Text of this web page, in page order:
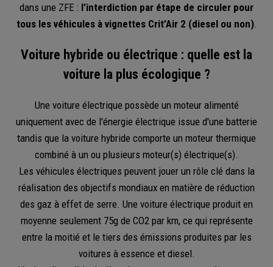
dans une ZFE : l’interdiction par étape de circuler pour
tous les véhicules à vignettes Crit’Air 2 (diesel ou non).
Voiture hybride ou électrique : quelle est la
voiture la plus écologique ?
Une voiture électrique possède un moteur alimenté
uniquement avec de l'énergie électrique issue d'une batterie
tandis que la voiture hybride comporte un moteur thermique
combiné à un ou plusieurs moteur(s) électrique(s).
Les véhicules électriques peuvent jouer un rôle clé dans la
réalisation des objectifs mondiaux en matière de réduction
des gaz à effet de serre. Une voiture électrique produit en
moyenne seulement 75g de CO2 par km, ce qui représente
entre la moitié et le tiers des émissions produites par les
voitures à essence et diesel.